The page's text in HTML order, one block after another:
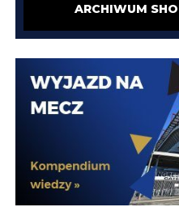
club no longer considers him
until they first complete the
timon 06.08.2026 16:31
Tu strategia jest losowana co
06.08.2026 16:30
Kolejna rzecz, ze chlopaki
zaczniemy okres
wahadlowym i sr
i chlop idzie nagle do Como za
to nagle info, ze Pavard out
ARCHIWUM